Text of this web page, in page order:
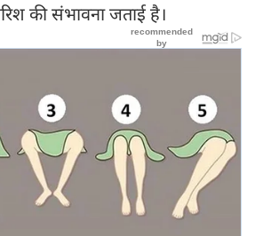
की संभावना जताई है।